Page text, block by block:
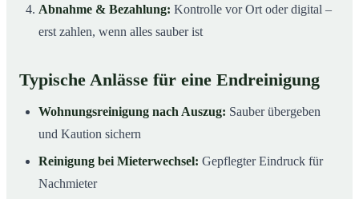
Abnahme & Bezahlung: Kontrolle vor Ort oder digital –
erst zahlen, wenn alles sauber ist
Typische Anlässe für eine Endreinigung
Wohnungsreinigung nach Auszug: Sauber übergeben
und Kaution sichern
Reinigung bei Mieterwechsel: Gepflegter Eindruck für
Nachmieter